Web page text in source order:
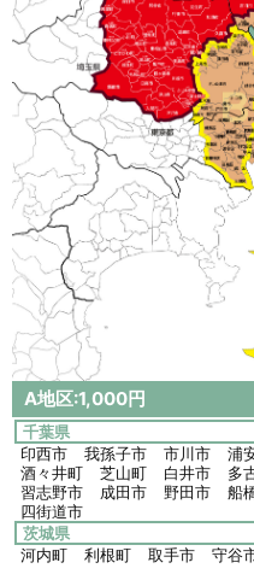
A地区:1,000円
千葉県
印西市
我孫子市 市川市 浦
酒々井町
芝山町 白井市 多
習志野市
成田市 野田市 船
四街道市
茨城県
河内町
利根町 取手市 守谷